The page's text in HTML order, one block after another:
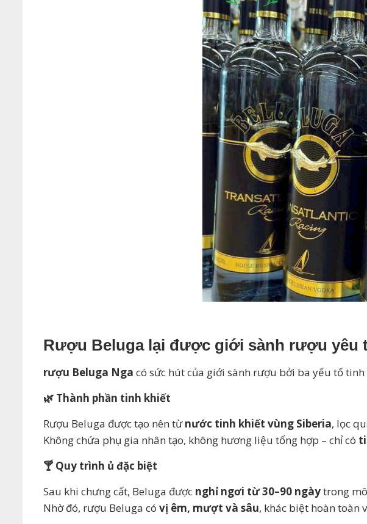
Rượu Beluga lại được giới sành rượu yêu
rượu Beluga Nga có sức hút của giới sành rượu bởi ba yếu tố tinh
🌿 Thành phần tinh khiết
Rượu Beluga được tạo nên từnước tinh khiết vùng Siberia, lọc
Không chứa phụ gia nhân tạo, không hương liệu tổng hợp – chỉ có
🍸 Quy trình ủ đặc biệt
Sau khi chưng cất, Beluga được nghỉ ngơi từ 30–90 ngàytrong
Nhờ đó, rượu Beluga có vị êm, mượt và sâu, khác biệt hoàn toàn